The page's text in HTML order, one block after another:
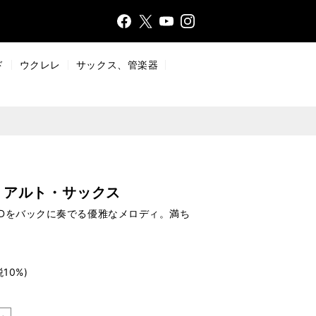
FaceX
YouTInsta
ウクレレ
サックス、管楽器
ルト・サックス
バックに奏でる優雅なメロディ。満ち